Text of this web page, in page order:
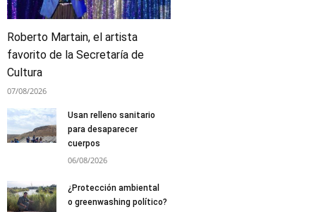
Roberto Martain, el artista
favorito de la Secretaría de
Cultura
07/08/2026
Usan relleno sanitario
para desaparecer
cuerpos
06/08/2026
¿Protección ambiental
o greenwashing político?